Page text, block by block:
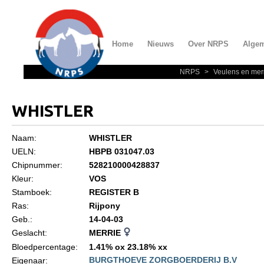
Home Nieuws Over NRPS
Over NRPS
Bestuur NRPS
Informatie
Statuten en reglementen
Algemeen
NRPS > Veulens en
WHISTLER
Naam:
WHISTLER
UELN:
HBPB 031047.03
Chipnummer:
528210000428837
Kleur:
VOS
Stamboek:
REGISTER B
Ras:
Rijpony
Geb.:
14-04-03
Geslacht:
MERRIE
Bloedpercentage:
1.41% ox 23.18% xx
Eigenaar:
BURGTHOEVE ZORGBOERDERIJ B.V